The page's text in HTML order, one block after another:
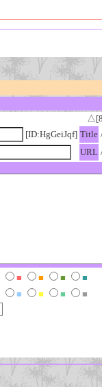
[ID:HgGeiJqf] Title
URL
■ ■ ■
■
■ ■ ■
■